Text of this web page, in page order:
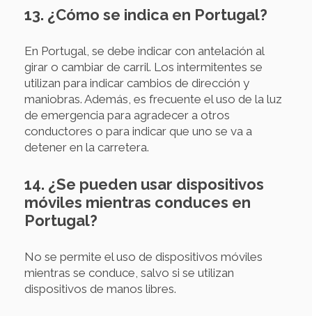
13. ¿Cómo se indica en Portugal?
En Portugal, se debe indicar con antelación al
girar o cambiar de carril. Los intermitentes se
utilizan para indicar cambios de dirección y
maniobras. Además, es frecuente el uso de la luz
de emergencia para agradecer a otros
conductores o para indicar que uno se va a
detener en la carretera.
14. ¿Se pueden usar dispositivos
móviles mientras conduces en
Portugal?
No se permite el uso de dispositivos móviles
mientras se conduce, salvo si se utilizan
dispositivos de manos libres.